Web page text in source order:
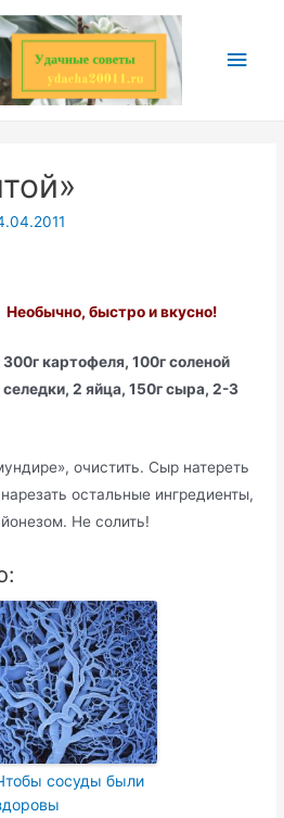
Необычно, быстро и вкусно!
300г картофеля, 100г соленой
селедки, 2 яйца, 150г сыра, 2-3
очистить. Сыр натереть
остальные ингредиенты,
Не солить!
сосуды были